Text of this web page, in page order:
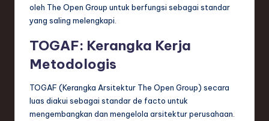
w
T
oleh The Open Group untuk berfungsi sebagai standar
yang saling melengkapi.
TOGAF: Kerangka Kerja
Metodologis
TOGAF (Kerangka Arsitektur The Open Group) secara
luas diakui sebagai standar de facto untuk
mengembangkan dan mengelola arsitektur perusahaan.